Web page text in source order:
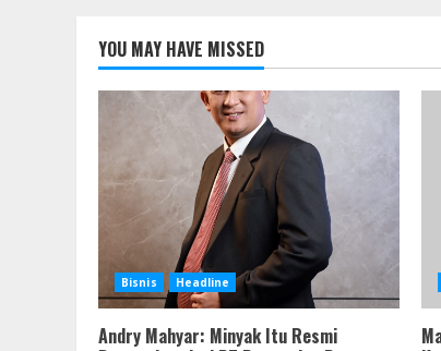
YOU MAY HAVE MISSED
Bisnis Headline
Andry Mahyar: Minyak Itu Resmi